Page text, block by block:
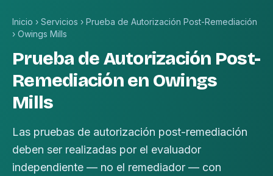
Inicio › Servicios › Prueba de Autorización Post-Remediación
› Owings Mills
Prueba de Autorización Post-
Remediación en Owings
Mills
Las pruebas de autorización post-remediación
deben ser realizadas por el evaluador
independiente — no el remediador — con